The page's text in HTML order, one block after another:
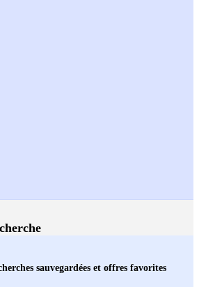
sauvegardées et offres favorites